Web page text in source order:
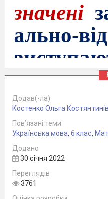
,
казна-
-
сь,
Додав(-ла)
Костенко Ольга
Пов’язані теми
Українська мова, 6 клас,
Додано
30 січня 2022
Переглядів
3761